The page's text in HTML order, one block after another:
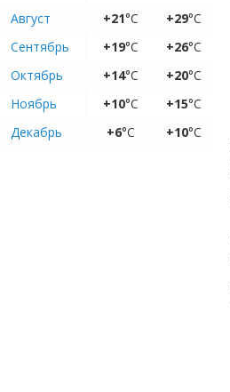
Август
+21°C +29°C
Сентябрь
+19°C +26°C
Октябрь
+14°C +20°C
Ноябрь
+10°C +15°C
Декабрь
+6°C +10°C